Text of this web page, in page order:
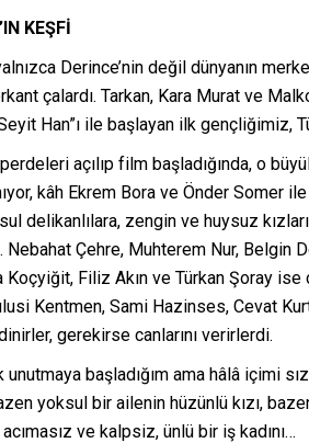
KEŞFİ
Derince’nin değil dünyanın
çalardı. Tarkan, Kara Murat ve
Han”ı ile başlayan ilk gençliğimiz,
açılıp film başladığında, o
kâh Ekrem Bora ve Önder Somer
delikanlılara, zengin ve huysuz
Çehre, Muhterem Nur, Belgin
Koçyiğit, Filiz Akın ve Türkan Şoray
Kentmen, Sami Hazinses, Cevat
gerekirse canlarını verirlerdi.
unutmaya başladığım ama hâlâ içimi
yoksul bir ailenin hüzünlü kızı,
ve kalpsiz, ünlü bir iş kadını…